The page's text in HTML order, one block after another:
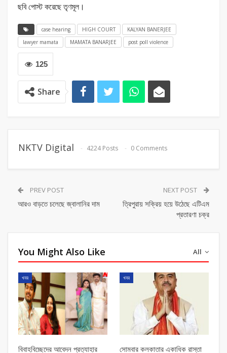
ছবি পোস্ট করেছে তৃণমূল।
case hearing HIGH COURT
KALYAN BANERJEE
lawyer mamata
MAMATA BANARJEE post poll violence
125
Share
NKTV Digital 4224 Posts 0 Comments
PREV POST
আরও বাড়তে চলেছে জ্বালানির দাম
NEXT POST
ত্রিপুরায় সক্রিয় হয়ে উঠেছে এটিএম
প্রতারণা চক্র
All
You Might Also Like
খবর
বিবাহবিচ্ছেদের আবেদন প্রত্যাহার
খবর
সোমবার কলকাতার একাধিক রাস্তা